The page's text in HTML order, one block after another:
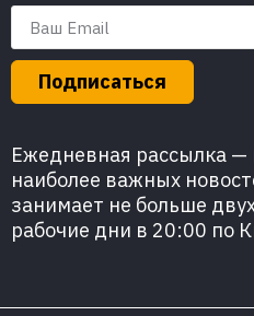
Подписаться
Ежедневная рассылка —
наиболее важных
занимает не больше
рабочие дни в 20:00 по